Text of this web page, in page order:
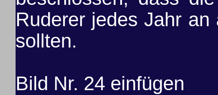
Ruderer jedes Jahr
sollten.
Bild Nr. 24 einfügen